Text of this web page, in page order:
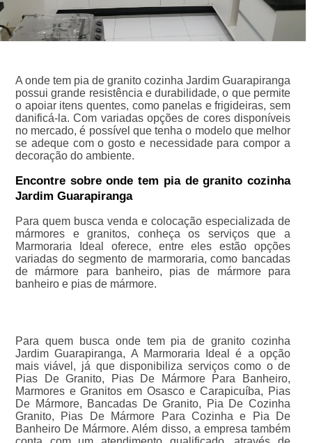
A onde tem pia de granito cozinha Jardim Guarapiranga
possui grande resistência e durabilidade, o que permite
o apoiar itens quentes, como panelas e frigideiras, sem
danificá-la. Com variadas opções de cores disponíveis
no mercado, é possível que tenha o modelo que melhor
se adeque com o gosto e necessidade para compor a
decoração do ambiente.
Encontre sobre onde tem pia de granito cozinha
Jardim Guarapiranga
Para quem busca venda e colocação especializada de
mármores e granitos, conheça os serviços que a
Marmoraria Ideal oferece, entre eles estão opções
variadas do segmento de marmoraria, como bancadas
de mármore para banheiro, pias de mármore para
banheiro e pias de mármore.
Para quem busca onde tem pia de granito cozinha
Jardim Guarapiranga, A Marmoraria Ideal é a opção
mais viável, já que disponibiliza serviços como o de
Pias De Granito, Pias De Mármore Para Banheiro,
Marmores e Granitos em Osasco e Carapicuíba, Pias
De Mármore, Bancadas De Granito, Pia De Cozinha
Granito, Pias De Mármore Para Cozinha e Pia De
Banheiro De Mármore. Além disso, a empresa também